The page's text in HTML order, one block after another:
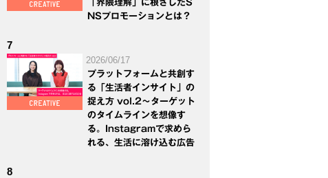
「界隈理解」に根ざしたS
NSプロモーションとは？
7
2026/06/17
プラットフォームと共創す
る「生活者インサイト」の
捉え方 vol.2～ターゲット
のタイムラインを想像す
る。Instagramで求めら
れる、生活に溶け込む広告
8